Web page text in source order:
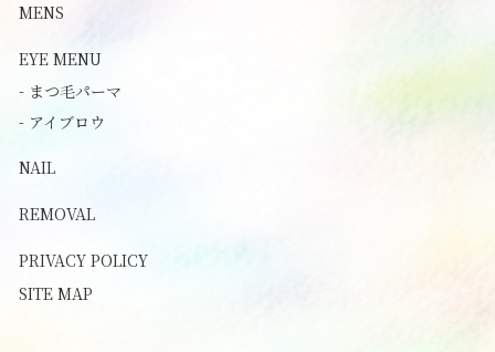
MENS
EYE MENU
- まつ毛パーマ
- アイブロウ
NAIL
REMOVAL
PRIVACY POLICY
SITE MAP